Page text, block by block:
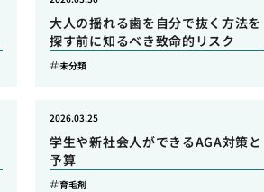
大人の揺れる歯を自分で抜く方法を
探す前に知るべき致命的リスク
未分類
学生や新社会人ができるAGA対策と
予算
2026.03.25
育毛剤